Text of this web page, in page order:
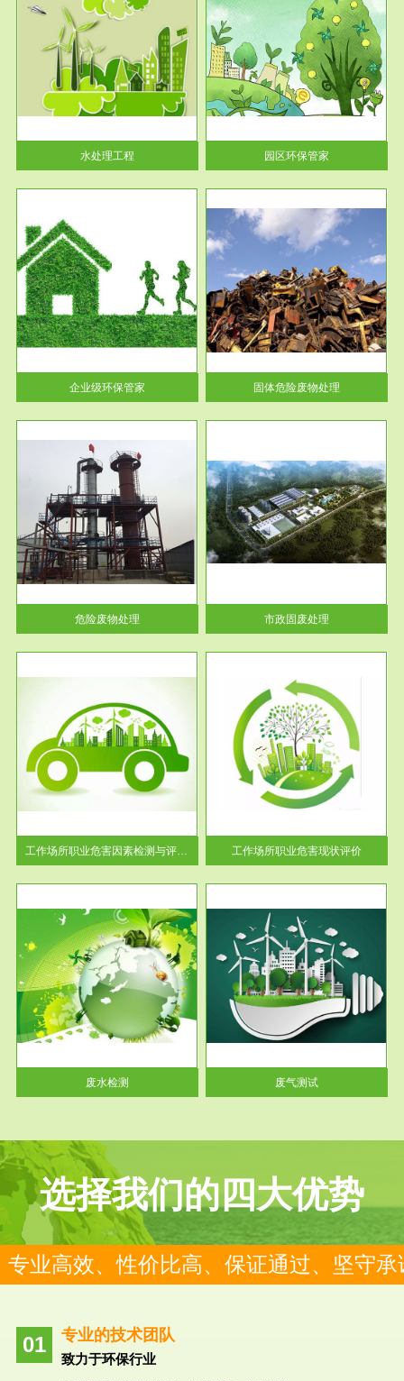
水处理工程
服务范围
园区环保管家
2016 年 4 月，环保部下发《关
于积极发挥环境保护作用促进供
给侧结...
园区环保管家
企业级环保管家
服务范围
固体危险废物处理
固体废物解释：固体废物是指人
们在生产建设、日常生活和其他
活动中...
固体危险废物处理
危险废物处理
服务范围
市政固废处理
蔚蓝生态环境科技所从事的市政
废物处理业务包括市政废物的处
理处...
市政固废处理
工作场所职业危害因素检测与评价...
服务范围
工作场所职业危害现状评价
【现状评价意义】：具体因素---
-通过质谱分析等多种手段明确
工作场...
工作场所职业危害现状评价
废水检测
服务范围
废气测试
检测范围工业废气检测包括有机
废气和无机废气。有机废气主要
包括...
废气测试
选择我们的四大优势
专业高效、性价比高、保证通过、坚守承
专业的技术团队
致力于环保行业